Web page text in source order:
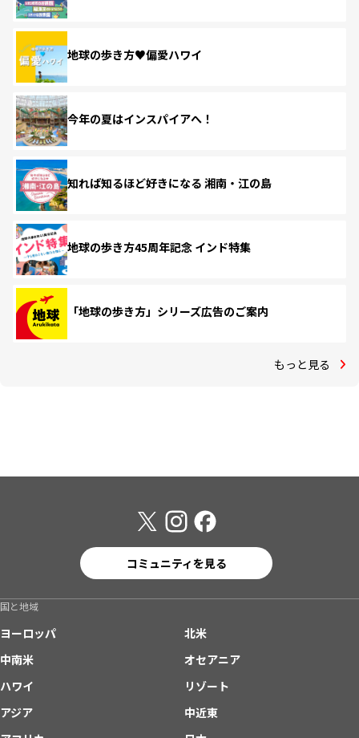
地球の歩き方♥偏愛ハワイ
今年の夏はインスパイアへ！
知れば知るほど好きになる 湘南・江の島
地球の歩き方45周年記念 インド特集
「地球の歩き方」シリーズ広告のご案内
もっと見る
コミュニティを見る
国と地域
ヨーロッパ
北米
中南米
オセアニア
ハワイ
リゾート
アジア
中近東